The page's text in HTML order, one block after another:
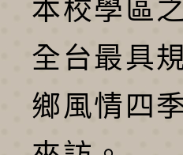
本校學區
全台最具
鄉風情四